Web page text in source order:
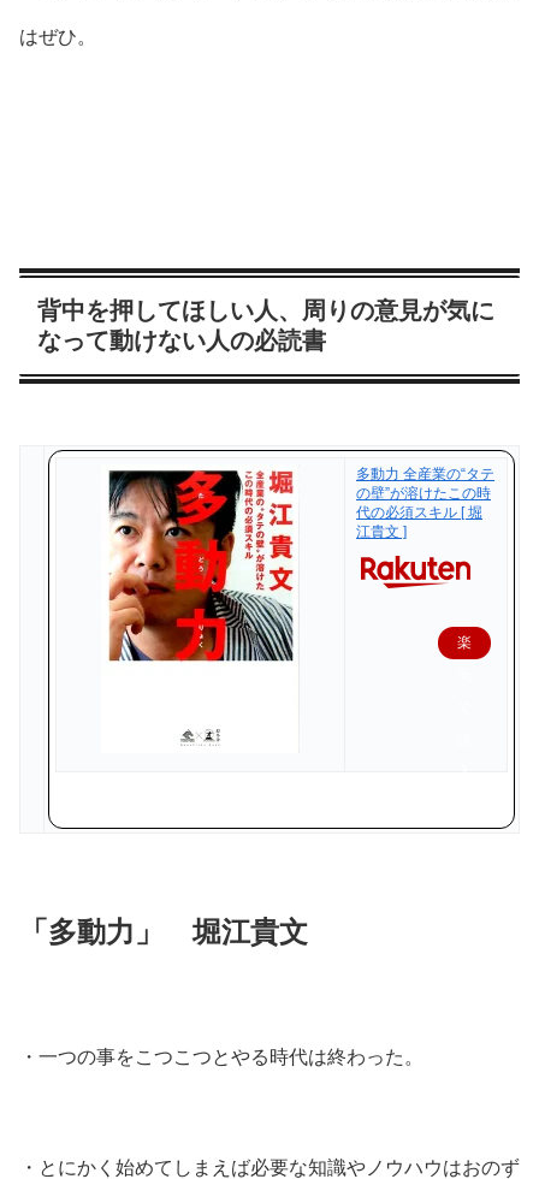
はぜひ。
背中を押してほしい人、周りの意見が気に
なって動けない人の必読書
多動力 全産業の“タテ
の壁”が溶けたこの時
代の必須スキル [ 堀
江貴文 ]
楽
「多動力」 堀江貴文
・一つの事をこつこつとやる時代は終わった。
・とにかく始めてしまえば必要な知識やノウハウはおのず